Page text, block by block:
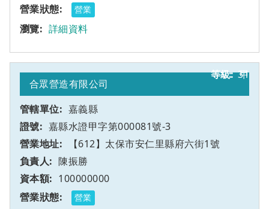
營業
詳細資料
31
合眾營造有限公司
嘉義縣
嘉縣水證甲字第000081號-3
【612】太保市安仁里縣府六街1號
甲
陳振勝
100000000
營業